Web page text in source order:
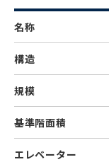
名称
構造
規模
基準階面積
エレベーター